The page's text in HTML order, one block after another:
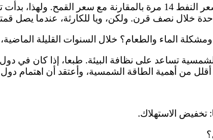
– يوضح أنه خلال نصف قرن تضاعف سعر النفط 14 مرة
نصف قرن. ولكن، ويا للكارثة، عندما يصل قمته،
الماء والطعام؟ خلال السنوات القليلة
تساعد على نظافة البيئة. طبعا، إذا كان في
أقلل من أهمية الطاقة الشمسية، وأعتقد أن اهتمام
تخفيض الاستهلاك.